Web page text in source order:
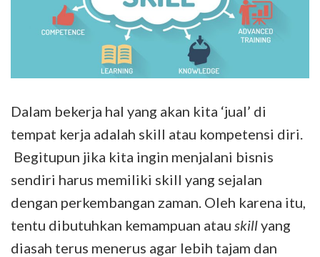
Dalam bekerja hal yang akan kita ‘jual’ di
tempat kerja adalah skill atau kompetensi diri.
Begitupun jika kita ingin menjalani bisnis
sendiri harus memiliki skill yang sejalan
dengan perkembangan zaman. Oleh karena itu,
tentu dibutuhkan kemampuan atau skillyang
diasah terus menerus agar lebih tajam dan